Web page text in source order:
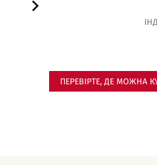
ПЕРЕВІРТЕ, ДЕ МОЖНА